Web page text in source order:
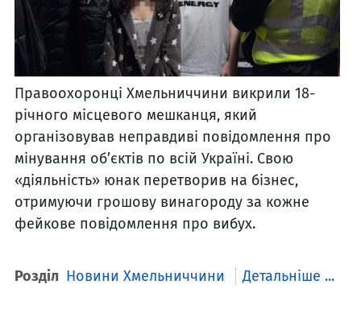
Правоохоронці Хмельниччини викрили 18-
річного місцевого мешканця, який
організовував неправдиві повідомлення про
мінування об’єктів по всій Україні. Свою
«діяльність» юнак перетворив на бізнес,
отримуючи грошову винагороду за кожне
фейкове повідомлення про вибух.
Розділ Новини Хмельниччини Детальніше ...